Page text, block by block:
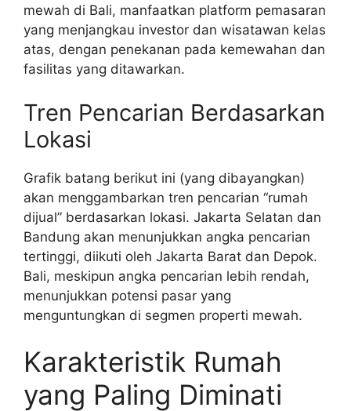
mewah di Bali, manfaatkan platform pemasaran
yang menjangkau investor dan wisatawan kelas
atas, dengan penekanan pada kemewahan dan
fasilitas yang ditawarkan.
Tren Pencarian Berdasarkan
Lokasi
Grafik batang berikut ini (yang dibayangkan)
akan menggambarkan tren pencarian “rumah
dijual” berdasarkan lokasi. Jakarta Selatan dan
Bandung akan menunjukkan angka pencarian
tertinggi, diikuti oleh Jakarta Barat dan Depok.
Bali, meskipun angka pencarian lebih rendah,
menunjukkan potensi pasar yang
menguntungkan di segmen properti mewah.
Karakteristik Rumah
yang Paling Diminati